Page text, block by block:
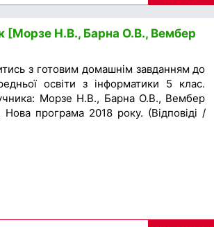
[Морзе Н.В., Барна О.В., Вембер
з готовим домашнім завданням до
освіти з інформатики 5 клас.
Морзе Н.В., Барна О.В., Вембер
програма 2018 року. (Відповіді /